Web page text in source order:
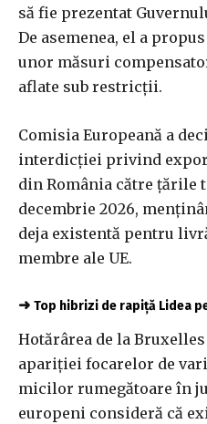
să fie prezentat
De asemenea, el a
unor măsuri
aflate sub restricţii.
Comisia Europeană a
interdicţiei privind
din România către ţările
decembrie 2026,
deja existentă pentru
membre ale UE.
➜ Top hibrizi de rapiță Lidea
Hotărârea de la
apariţiei focarelor de
micilor rumegătoare în
europeni consideră că